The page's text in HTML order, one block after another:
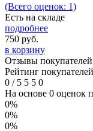
(Всего оценок: 1)
Есть на складе
подробнее
750 руб.
в корзину
Отзывы покупателей
Рейтинг покупателей
0 /5 5 5 0
На основе 0 оценок
0%
0%
0%